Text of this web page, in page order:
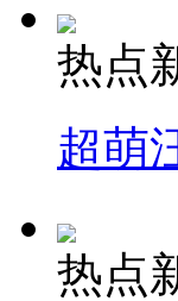
热点
超萌
热点